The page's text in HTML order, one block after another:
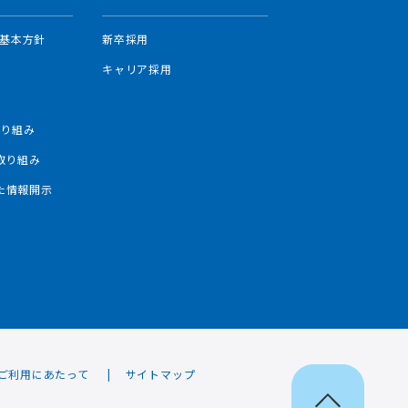
本方針
組み
り組み
情報開示
新卒採用
キャリア採用
ご利用にあたって サイトマップ